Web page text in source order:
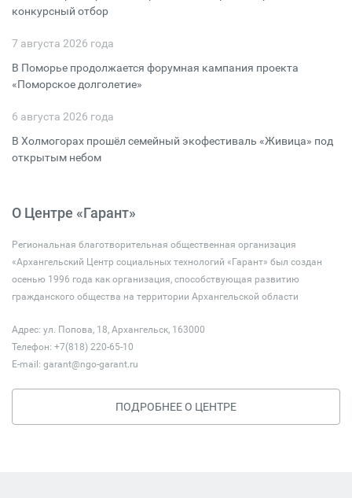
конкурсный отбор
7 августа 2026 года
В Поморье продолжается форумная кампания проекта
«Поморское долголетие»
6 августа 2026 года
В Холмогорах прошёл семейный экофестиваль «Живица» под
открытым небом
О Центре «Гарант»
Региональная благотворительная общественная организация
«Архангельский Центр социальных технологий «Гарант» был создан
осенью 1996 года как организация, способствующая развитию
гражданского общества на территории Архангельской области
Адрес: ул. Попова, 18, Архангельск, 163000
Телефон: +7(818) 220-65-10
E-mail: garant@ngo-garant.ru
ПОДРОБНЕЕ О ЦЕНТРЕ